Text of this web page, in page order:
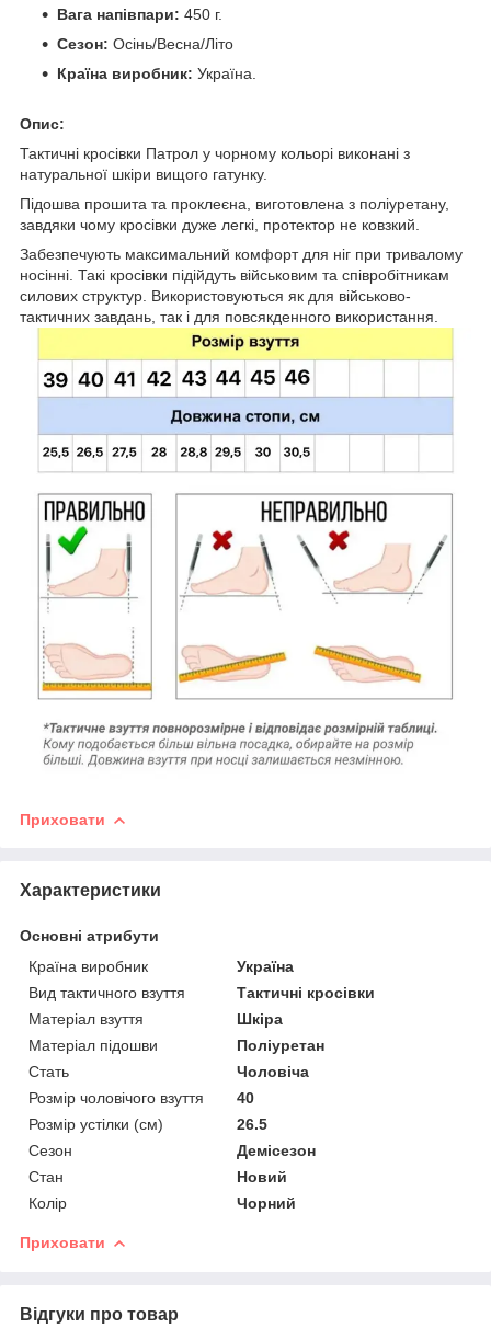
Вага напівпари: 450 г.
Сезон: Осінь/Весна/Літо
Країна виробник: Україна.
Опис:
Тактичні кросівки Патрол у чорному кольорі виконані з
натуральної шкіри вищого гатунку.
Підошва прошита та проклеєна, виготовлена з поліуретану,
завдяки чому кросівки дуже легкі, протектор не ковзкий.
Забезпечують максимальний комфорт для ніг при тривалому
носінні. Такі кросівки підійдуть військовим та співробітникам
силових структур. Використовуються як для військово-
тактичних завдань, так і для повсякденного використання.
Приховати
Характеристики
Основні атрибути
Країна виробник
Україна
Вид тактичного взуття
Тактичні кросівки
Матеріал взуття
Шкіра
Матеріал підошви
Поліуретан
Стать
Чоловіча
Розмір чоловічого взуття
40
Розмір устілки (см)
26.5
Сезон
Демісезон
Стан
Новий
Колір
Чорний
Приховати
Відгуки про товар